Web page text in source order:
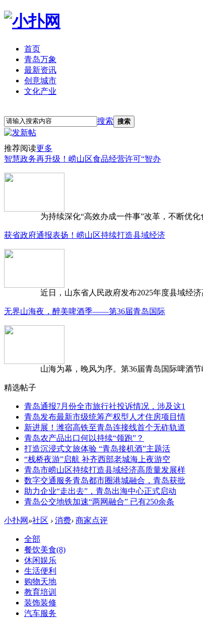
首页
青岛万象
最新资讯
创意城市
文化产业
搜索 搜索
推荐阅读更多
智慧政务再升级！崂山区食品经营许可“智办
为持续深化“高效办成一件事”改革，不断优化
获省政府通报表扬！崂山区持续打造县域经济
近日，山东省人民政府发布2025年度县域经济
无界山海夜，醉美啤酒季——第36届青岛国际
山海为幕，晚风为序。第36届青岛国际啤酒节
精选帖子
青岛通报7月份全市旅行社投诉情况，涉及这1
青岛发布最新市级统筹产权型人才住房项目情
新进展！潍宿高铁至青岛连接线首个无砟轨道
青岛农产品出口何以持续“领跑”？
打造沉浸式文旅体验 “青岛接机酒”主题活
“栈桥夜游”启航 补齐西部老城海上夜游空
青岛市崂山区持续打造县域经济高质量发展样
数字交通服务青岛都市圈港城融合，青岛获批
助力企业“走出去”，青岛出海中心正式启动
青岛公交地铁加速“两网融合” 已有250余条
小扑网 »社区 › 消费› 商家点评
全部
餐饮美食(8)
休闲娱乐
生活便利
购物天地
教育培训
装饰装修
汽车服务